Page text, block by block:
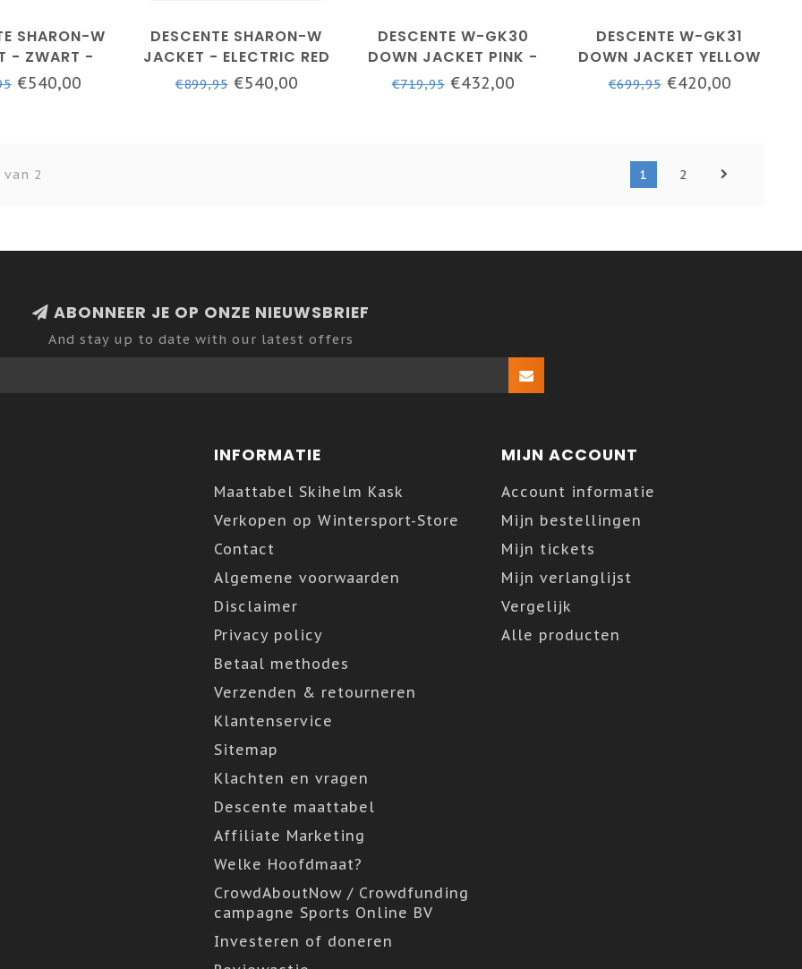
SHARON-W
- ZWART -
SKIJAS
€540,00
DESCENTE SHARON-W
JACKET - ELECTRIC RED
- SKIJAS DAMES
€899,95€540,00
DESCENTE W-GK30
DOWN JACKET PINK -
DAMES
€719,95€432,00
DESCENTE W-GK31
DOWN JACKET YELLOW
€699,95€420,00
van 2 1 2
ABONNEER JE OP ONZE NIEUWSBRIEF
And stay up to date with our latest offers
INFORMATIE
Maattabel Skihelm Kask
Verkopen op Wintersport-Store
Contact
Algemene voorwaarden
Disclaimer
Privacy policy
Betaal methodes
Verzenden & retourneren
Klantenservice
Sitemap
Klachten en vragen
Descente maattabel
Affiliate Marketing
Welke Hoofdmaat?
CrowdAboutNow / Crowdfunding
campagne Sports Online BV
Investeren of doneren
MIJN ACCOUNT
Account informatie
Mijn bestellingen
Mijn tickets
Mijn verlanglijst
Vergelijk
Alle producten